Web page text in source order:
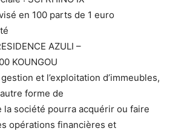
en 100 parts de 1 euro
AZULI –
KOUNGOU
gestion et l’exploitation d’immeubles,
forme de
la société pourra acquérir ou faire
opérations financières et